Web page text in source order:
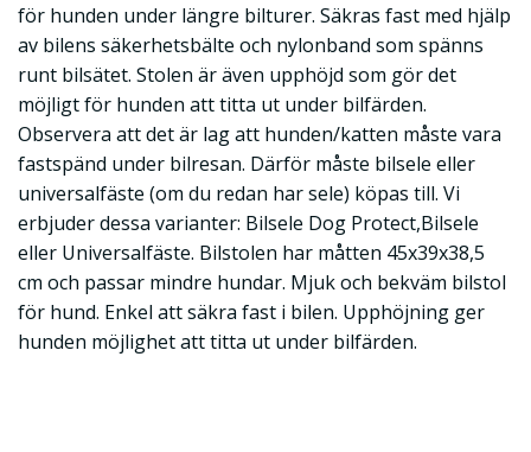
för hunden under längre bilturer. Säkras fast med hjälp
av bilens säkerhetsbälte och nylonband som spänns
runt bilsätet. Stolen är även upphöjd som gör det
möjligt för hunden att titta ut under bilfärden.
Observera att det är lag att hunden/katten måste vara
fastspänd under bilresan. Därför måste bilsele eller
universalfäste (om du redan har sele) köpas till. Vi
erbjuder dessa varianter: Bilsele Dog Protect,Bilsele
eller Universalfäste. Bilstolen har måtten 45x39x38,5
cm och passar mindre hundar. Mjuk och bekväm bilstol
för hund. Enkel att säkra fast i bilen. Upphöjning ger
hunden möjlighet att titta ut under bilfärden.